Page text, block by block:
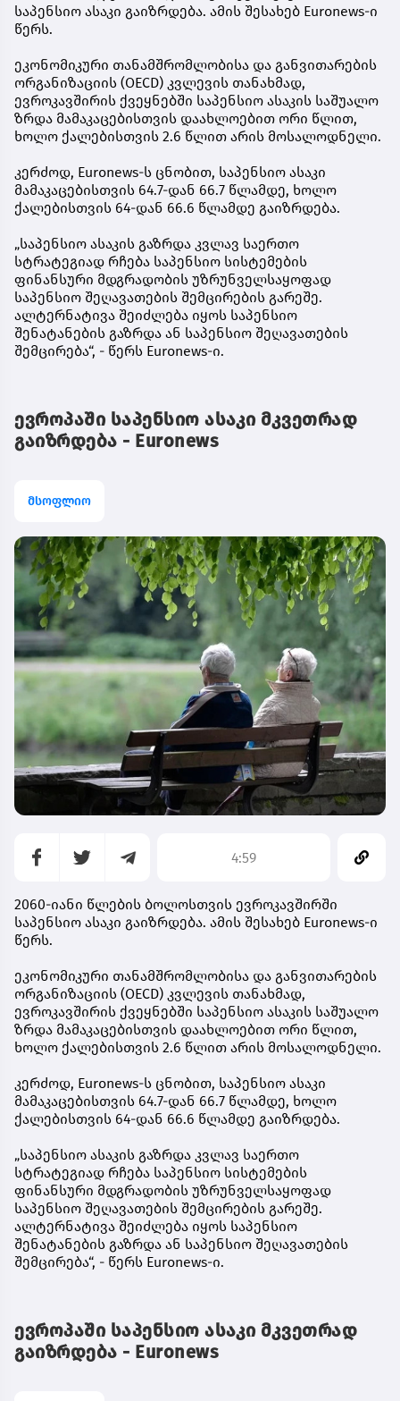
საპენსიო ასაკი გაიზრდება. ამის შესახებ Euronews-ი
წერს.
ეკონომიკური თანამშრომლობისა და განვითარების
ორგანიზაციის (OECD) კვლევის თანახმად,
ევროკავშირის ქვეყნებში საპენსიო ასაკის საშუალო
ზრდა მამაკაცებისთვის დაახლოებით ორი წლით,
ხოლო ქალებისთვის 2.6 წლით არის მოსალოდნელი.
კერძოდ, Euronews-ს ცნობით, საპენსიო ასაკი
მამაკაცებისთვის 64.7-დან 66.7 წლამდე, ხოლო
ქალებისთვის 64-დან 66.6 წლამდე გაიზრდება.
„საპენსიო ასაკის გაზრდა კვლავ საერთო
სტრატეგიად რჩება საპენსიო სისტემების
ფინანსური მდგრადობის უზრუნველსაყოფად
საპენსიო შეღავათების შემცირების გარეშე.
ალტერნატივა შეიძლება იყოს საპენსიო
შენატანების გაზრდა ან საპენსიო შეღავათების
შემცირება“, - წერს Euronews-ი.
ევროპაში საპენსიო ასაკი მკვეთრად
გაიზრდება - Euronews
მსოფლიო
4:59
2060-იანი წლების ბოლოსთვის ევროკავშირში
საპენსიო ასაკი გაიზრდება. ამის შესახებ Euronews-ი
წერს.
ეკონომიკური თანამშრომლობისა და განვითარების
ორგანიზაციის (OECD) კვლევის თანახმად,
ევროკავშირის ქვეყნებში საპენსიო ასაკის საშუალო
ზრდა მამაკაცებისთვის დაახლოებით ორი წლით,
ხოლო ქალებისთვის 2.6 წლით არის მოსალოდნელი.
კერძოდ, Euronews-ს ცნობით, საპენსიო ასაკი
მამაკაცებისთვის 64.7-დან 66.7 წლამდე, ხოლო
ქალებისთვის 64-დან 66.6 წლამდე გაიზრდება.
„საპენსიო ასაკის გაზრდა კვლავ საერთო
სტრატეგიად რჩება საპენსიო სისტემების
ფინანსური მდგრადობის უზრუნველსაყოფად
საპენსიო შეღავათების შემცირების გარეშე.
ალტერნატივა შეიძლება იყოს საპენსიო
შენატანების გაზრდა ან საპენსიო შეღავათების
შემცირება“, - წერს Euronews-ი.
ევროპაში საპენსიო ასაკი მკვეთრად
გაიზრდება - Euronews